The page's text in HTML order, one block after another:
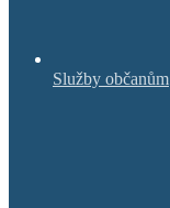
Služby občanům